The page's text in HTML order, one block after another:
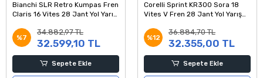
Bianchi SLR Retro Kumpas Fren
Claris 16 Vites 28 Jant Yol Yarış
%7
34.882,97 TL
32.599,10 TL
Sepete Ekle
Corelli Sprint KR300 Sora 18
Vites V Fren 28 Jant Yol Yarış
%12
36.884,70 TL
32.355,00 TL
Sepete Ekle